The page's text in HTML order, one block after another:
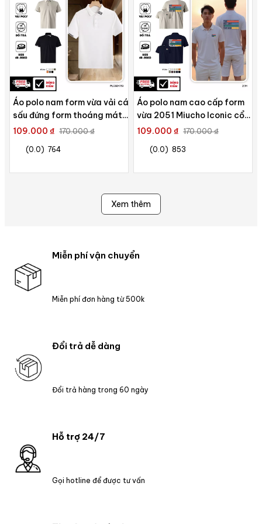
Áo polo nam form vừa vải cá
sấu đứng form thoáng mát
1753 Miucho Iconic in basic
109.000 ₫ 170.000 ₫
(0.0) 764
Áo polo nam cao cấp form
vừa 2051 Miucho Iconic cổ
trụ vải cá sấu polyester
109.000 ₫ 170.000 ₫
(0.0) 853
Xem thêm
Đổi trả dễ dàng
Đổi trả hàng trong 60 ngày
Hỗ trợ 24/7
Gọi hotline để được tư vấn
Miễn phí vận chuyển
Miễn phí đơn hàng từ 500k